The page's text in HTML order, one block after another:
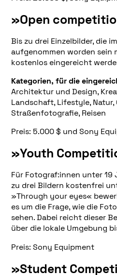
»Open
Bis zu drei Einzelbilder, die
aufgenommen worden sein
kostenlos eingereicht
Kategorien, für die
Architektur und Design,
Landschaft, Lifestyle, Natur,
Straßenfotografie, Reisen
Preis: 5.000 $ und Sony
»Youth
Für Fotograf:innen unter 19
zu drei Bildern kostenfrei
»Through your eyes«
es um die Frage, wie die
sehen. Dabei reicht dieser
über die lokale Umgebung
Preis: Sony Equipment
»Student